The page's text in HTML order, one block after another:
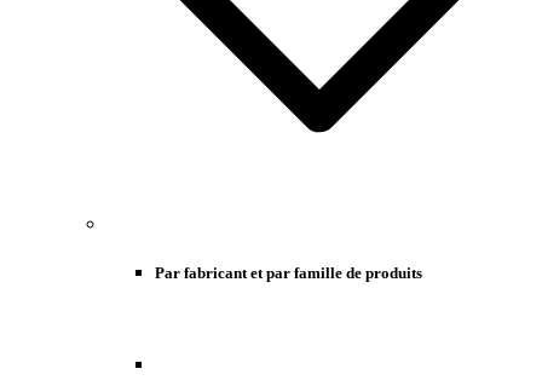
Par fabricant et par famille de produits